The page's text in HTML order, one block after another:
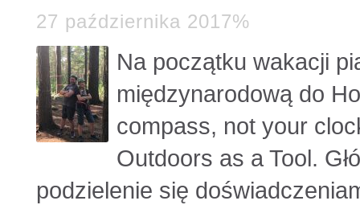
27 października 2017%
Na początku wakacji
międzynarodową do
compass, not your
Outdoors as a Tool.
podzielenie się